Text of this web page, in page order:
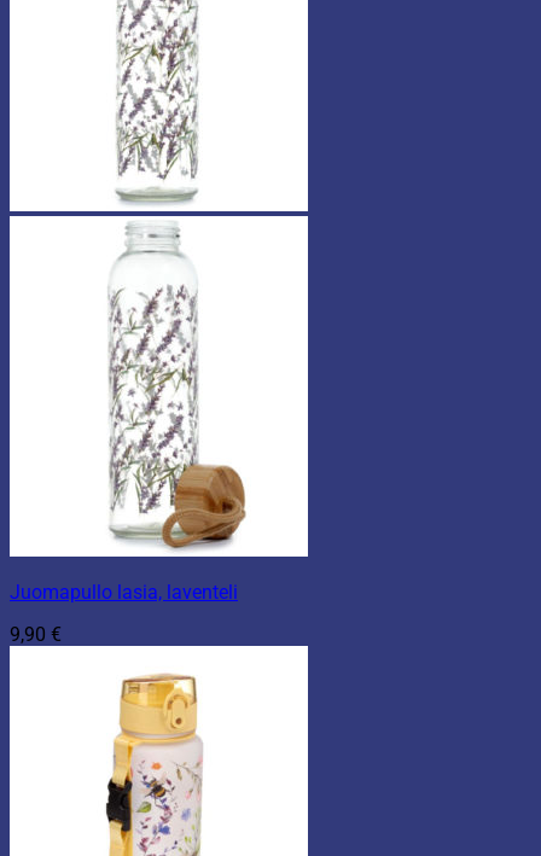
Juomapullo lasia, laventeli
9,90 €